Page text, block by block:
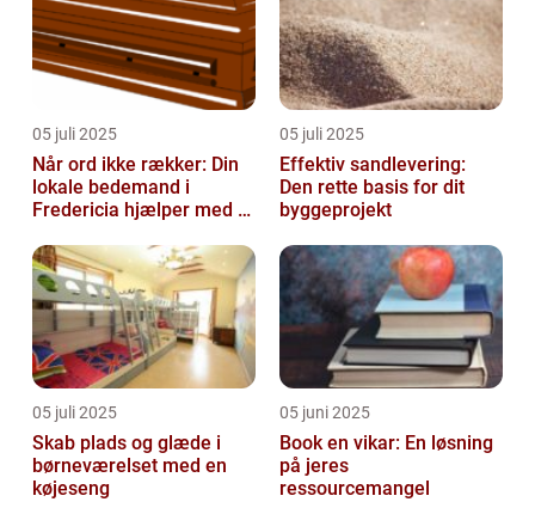
05 juli 2025
Når ord ikke rækker: Din
lokale bedemand i
Fredericia hjælper med at
05 juli 2025
Effektiv sandlevering:
Den rette basis for dit
byggeprojekt
05 juli 2025
Skab plads og glæde i
børneværelset med en
køjeseng
05 juni 2025
Book en vikar: En løsning
på jeres
ressourcemangel